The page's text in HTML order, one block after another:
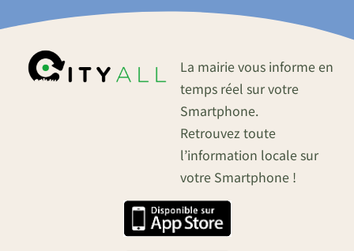
La mairie vous informe en
temps réel sur votre
Smartphone.
Retrouvez toute
l’information locale sur
votre Smartphone !